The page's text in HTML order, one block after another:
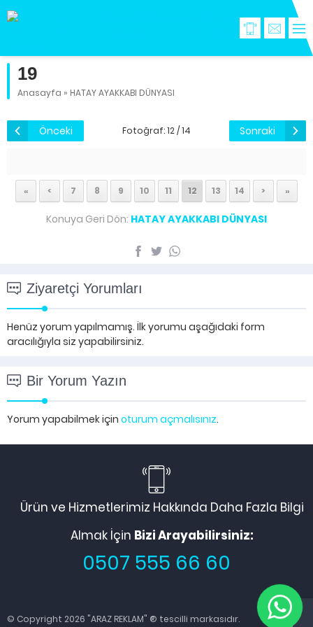
19
Anasayfa » HATAY AYAKKABI DÜNYASI
Önceki Fotoğraf: 12 / 14 Sonraki
« < 7 8 9 10 11 12 13 14 > »
Konuya Geri Dön: HATAY AYAKKABI DÜNYASI
Ziyaretçi Yorumları
Henüz yorum yapılmamış. İlk yorumu aşağıdaki form
aracılığıyla siz yapabilirsiniz.
Bir Yorum Yazın
Yorum yapabilmek için oturum açmalısınız.
Ürün ve Hizmetlerimiz Hakkında Daha Fazla Bilgi
Almak İçin Bizi Arayabilirsiniz:
0507 555 66 60
© Copyright 2026 "ARAZ REKLAM" ® tescilli markasıdır.